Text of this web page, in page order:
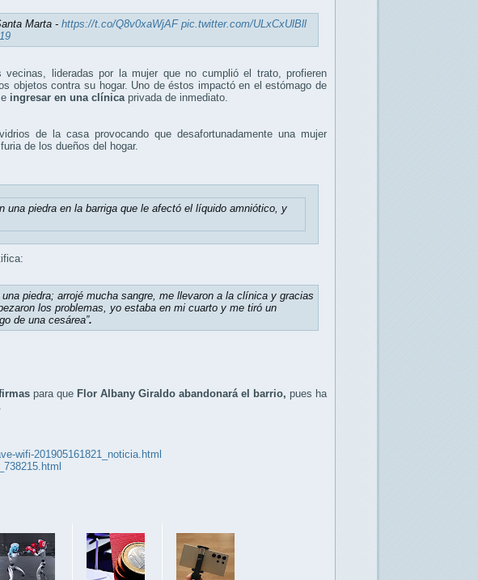
Marta - https://t.co/Q8v0xaWjAF pic.twitter.com/ULxCxUlBll
lideradas por la mujer que no cumplió el trato, profieren
objetos contra su hogar. Uno de éstos impactó en el estómago de
ingresar en una clínicaprivada de inmediato.
de la casa provocando que desafortunadamente una mujer
de los dueños del hogar.
una piedra en la barriga que le afectó el líquido amniótico, y
piedra; arrojé mucha sangre, me llevaron a la clínica y gracias
los problemas, yo estaba en mi cuarto y me tiró un
de una cesárea”.
para que Flor Albany Giraldo abandonará el barrio, pues ha
wifi-201905161821_noticia.html